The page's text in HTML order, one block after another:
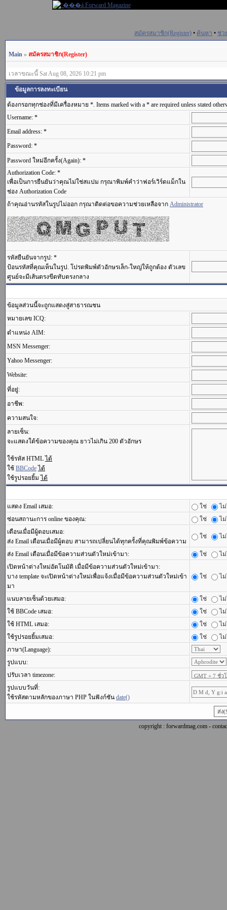
สมัครสมาชิก(Register) • ค้นหา • ช่ว
Main » สมัครสมาชิก(Register)
เวลาขณะนี้ Sat Aug 08, 2026 10:21 pm
ข้อมูลการลงทะเบียน
ต้องกรอกทุกช่องที่มีเครื่องหมาย *. Items marked with a * are required unless stated
Username: *
Email address: *
Password: *
Password ใหม่อีกครั้ง(Again): *
Authorization Code: *
เพื่อเป็นการยืนยันว่าคุณไม่ใช่สแปม กรุณาพิมพ์คำว่าฟอร์เวิร์ดแม็กใน
ช่อง Authorization Code
ถ้าคุณอ่านรหัสในรูปไม่ออก กรุณาติดต่อขอความช่วยเหลือจาก Administrator
รหัสยืนยันจากรูป: *
ป้อนรหัสที่คุณเห็นในรูป. โปรดพิมพ์ตัวอักษรเล็ก-ใหญ่ให้ถูกต้อง ตัวเลข
ศูนย์จะมีเส้นตรงขีดทับตรงกลาง
ข้อมูลส่วนนี้จะถูกแสดงสู่สาธารณชน
หมายเลข ICQ:
ตำแหน่ง AIM:
MSN Messenger:
Yahoo Messenger:
Website:
ที่อยู่:
อาชีพ:
ความสนใจ:
ลายเซ็น:
จะแสดงใต้ข้อความของคุณ ยาวไม่เกิน 200 ตัวอักษร
ใช้รหัส HTML ได้
ใช้ BBCode ได้
ใช้รูปรอยยิ้ม ได้
แสดง Email เสมอ: ใช่
ไ
ซ่อนสถานะการ online ของคุณ:
ใช่
ไ
เตือนเมื่อมีผู้ตอบเสมอ:
ส่ง Email เตือนเมื่อมีผู้ตอบ สามารถเปลี่ยนได้ทุกครั้งที่คุณพิมพ์ข้อความ
ใช่ ไ
ส่ง Email เตือนเมื่อมีข้อความส่วนตัวใหม่เข้ามา: ใช่
ไ
เปิดหน้าต่างใหม่อัตโนมัติ เมื่อมีข้อความส่วนตัวใหม่เข้ามา:
บาง template จะเปิดหน้าต่างใหม่เพื่อแจ้งเมื่อมีข้อความส่วนตัวใหม่เข้า
มา
ใช่ ไ
แนบลายเซ็นด้วยเสมอ: ใช่
ไ
ใช้ BBCode เสมอ:
ใช่
ไ
ใช้ HTML เสมอ:
ใช่
ไ
ใช้รูปรอยยิ้มเสมอ:
ใช่
ไ
ภาษา(Language):
รูปแบบ:
ปรับเวลา timezone:
รูปแบบวันที่:
ใช้รหัสตามหลักของภาษา PHP ในฟังก์ชัน date()
copyright : forwardmag.com -